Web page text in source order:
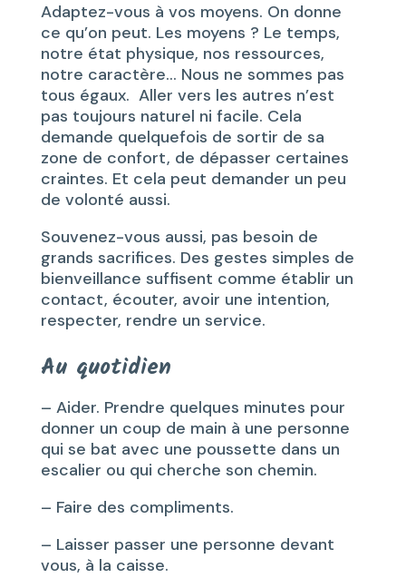
Adaptez-vous à vos moyens. On donne
ce qu’on peut. Les moyens ? Le temps,
notre état physique, nos ressources,
notre caractère… Nous ne sommes pas
tous égaux. Aller vers les autres n’est
pas toujours naturel ni facile. Cela
demande quelquefois de sortir de sa
zone de confort, de dépasser certaines
craintes. Et cela peut demander un peu
de volonté aussi.
Souvenez-vous aussi, pas besoin de
grands sacrifices. Des gestes simples de
bienveillance suffisent comme établir un
contact, écouter, avoir une intention,
respecter, rendre un service.
Au quotidien
– Aider. Prendre quelques minutes pour
donner un coup de main à une personne
qui se bat avec une poussette dans un
escalier ou qui cherche son chemin.
– Faire des compliments.
– Laisser passer une personne devant
vous, à la caisse.